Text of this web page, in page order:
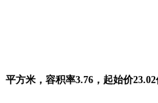
平方米，容积率3.76，起始价